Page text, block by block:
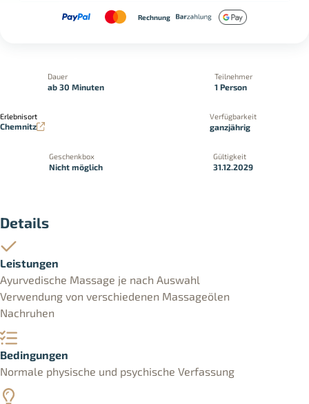
Rechnung
Dauer
ab 30 Minuten
Teilnehmer
1 Person
Erlebnisort
Chemnitz
Verfügbarkeit
ganzjährig
Geschenkbox
Nicht möglich
Gültigkeit
31.12.2029
Details
Leistungen
Ayurvedische Massage je nach Auswahl
Verwendung von verschiedenen Massageölen
Nachruhen
Bedingungen
Normale physische und psychische Verfassung